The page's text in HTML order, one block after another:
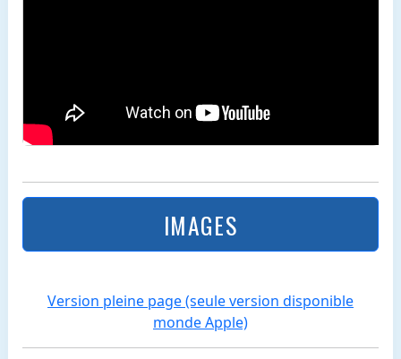
IMAGES
Version pleine page (seule version disponible
monde Apple)